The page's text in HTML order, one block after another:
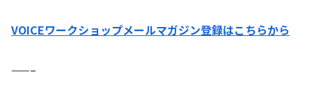
VOICEワークショップメールマガジン登録はこちらから
——–